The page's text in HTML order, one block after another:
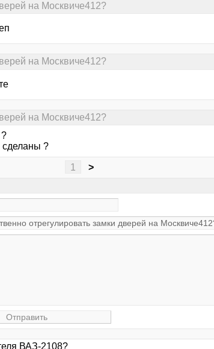
на Москвиче412?
на Москвиче412?
на Москвиче412?
сделаны ?
1 >
ВАЗ-2108?